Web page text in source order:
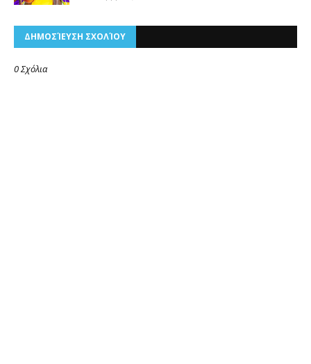
ΔΗΜΟΣΊΕΥΣΗ ΣΧΟΛΊΟΥ
0 Σχόλια